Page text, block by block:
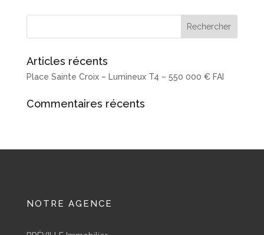
Articles récents
Place Sainte Croix – Lumineux T4 – 550 000 € FAI
Commentaires récents
NOTRE AGENCE